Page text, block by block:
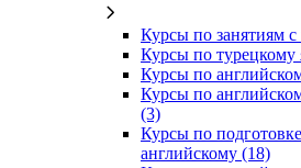
Курсы по занятиям
Курсы по турецкому
Курсы по
Курсы по
(3)
Курсы по
английскому (18)